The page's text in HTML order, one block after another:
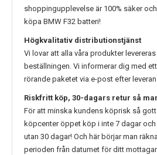
shoppingupplevelse är 100% säker
köpa BMW F32 batteri!
Högkvalitativ distributionstjänst
Vi lovar att alla våra produkter
beställningen. Vi informerar dig med
rörande paketet via e-post efter
Riskfritt köp, 30-dagars retur så
För att minska kundens köprisk så gott
köpcenter öppet köp i inte 7 dagar och
utan 30 dagar! Och här börjar man
perioden från datumet för ditt